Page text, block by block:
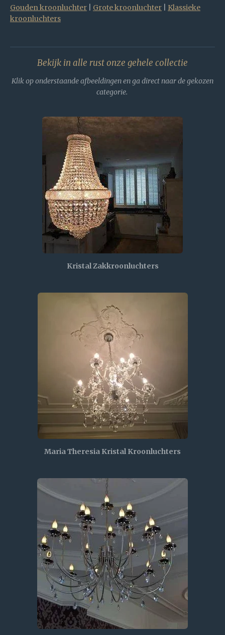
Gouden kroonluchter Grote kroonluchter
Klassieke
kroonluchters
Bekijk in alle rust onze gehele collectie
Klik op onderstaande afbeeldingen en ga direct naar de gekozen
categorie.
Kristal Zakkroonluchters
Maria Theresia Kristal Kroonluchters